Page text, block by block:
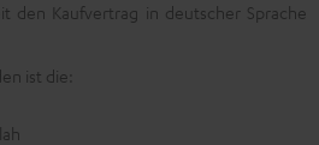
den Kaufvertrag in deutscher Sprache
ist die: